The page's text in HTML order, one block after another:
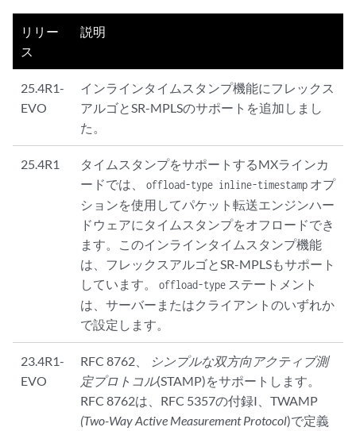
リリー
ス
説明
25.4R1-
EVO
インラインタイムスタンプ機能にフレックス
アルゴとSR-MPLSのサポートを追加しまし
た。
25.4R1
タイムスタンプをサポートするMXラインカ
ードでは、 offload-type inline-timestamp オプ
ションを使用してパケット転送エンジンハー
ドウェアにタイムスタンプをオフロードでき
ます。このインラインタイムスタンプ機能
は、フレックスアルゴとSR-MPLSもサポート
しています。 offload-type ステートメント
は、サーバーまたはクライアントのいずれか
で設定します。
23.4R1-
EVO
RFC 8762、
シンプルな双方向アクティブ測
定プロトコル(STAMP)をサポートします。
RFC 8762は、RFC 5357の付録I、TWAMP
(Two-Way Active Measurement Protocol)で定義